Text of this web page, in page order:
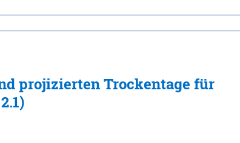
projizierten Trockentage für